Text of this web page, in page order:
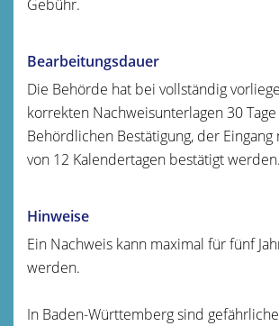
Gebühr.
Bearbeitungsdauer
Die Behörde hat bei vollständig
korrekten Nachweisunterlagen 30
Behördlichen Bestätigung, der
von 12 Kalendertagen bestätigt werden.
Hinweise
Ein Nachweis kann maximal für fünf
werden.
In Baden-Württemberg sind